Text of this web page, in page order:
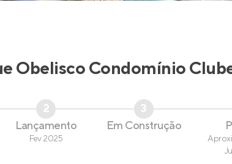
Obelisco Condomínio
2
Lançamento
Fev 2025
3
Em Construção